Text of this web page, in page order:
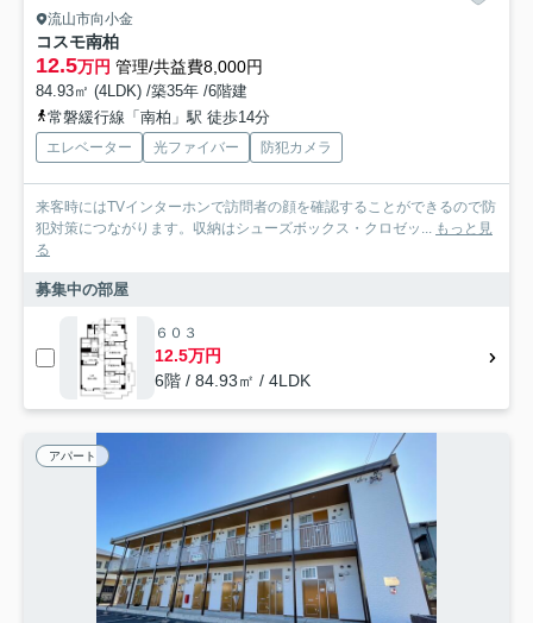
流山市向小金
コスモ南柏
12.5万円 管理/共益費8,000円
84.93㎡ (4LDK) /築35年 /6階建
常磐緩行線「南柏」駅 徒歩14分
エレベーター 光ファイバー 防犯カメラ
来客時にはTVインターホンで訪問者の顔を確認することができるので防
犯対策につながります。収納はシューズボックス・クロゼッ... もっと見
る
募集中の部屋
６０３
12.5万円
6階 / 84.93㎡ / 4LDK
アパート